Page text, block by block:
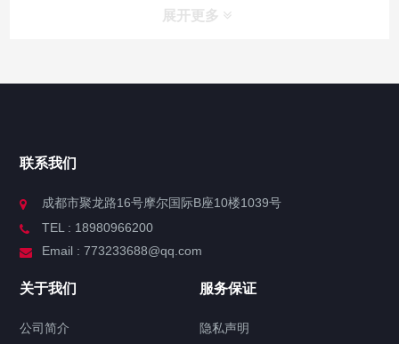
展开更多
联系我们
成都市聚龙路16号摩尔国际B座10楼1039号
TEL : 18980966200
Email : 773233688@qq.com
关于我们
公司简介
服务保证
隐私声明